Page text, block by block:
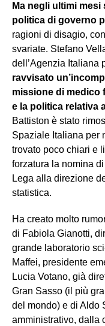
Ma negli ultimi mesi
politica di governo
ragioni di disagio,
svariate. Stefano
dell’Agenzia Italiana
ravvisato
missione di medico
e la politica relativa
Battiston è stato
Spaziale Italiana per
trovato poco chiari e
forzatura la nomina
Lega alla direzione
statistica.
Ha creato molto
di Fabiola Gianotti,
grande laboratorio
Maffei, presidente
Lucia Votano, già
Gran Sasso (il più
del mondo) e di Aldo
amministrativo, dalla